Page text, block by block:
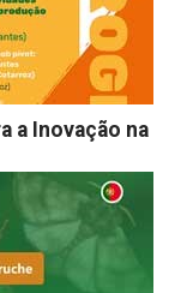
a Inovação na